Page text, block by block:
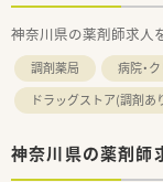
神奈川県の薬剤師求人
調剤薬局 病院・
ドラッグストア(調剤あ
神奈川県の薬剤師